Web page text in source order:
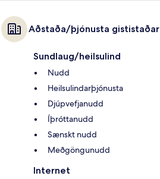
Aðstaða/þjónusta gististaðar
Sundlaug/heilsulind
Nudd
Heilsulindarþjónusta
Djúpvefjanudd
Íþróttanudd
Sænskt nudd
Meðgöngunudd
Internet